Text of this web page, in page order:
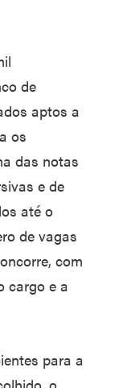
de
aptos a
os
das notas
e de
até o
de vagas
com
cargo e a
para a